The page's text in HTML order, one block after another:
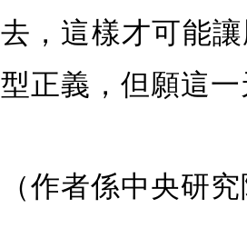
去，這樣才可能
型正義，但願這
（作者係中央研